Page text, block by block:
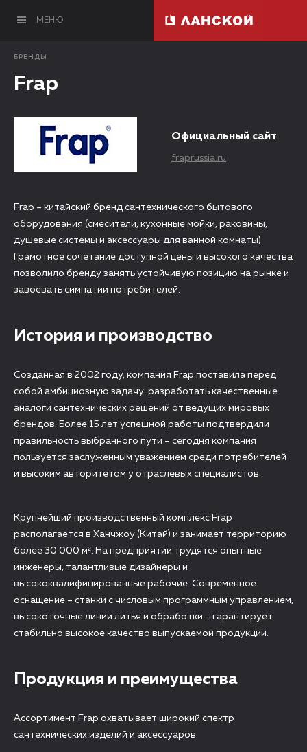
МЕНЮ
БРЕНДЫ
Frap
Официальный сайт
fraprussia.ru
Frap – китайский бренд сантехнического бытового
оборудования (смесители, кухонные мойки, раковины,
душевые системы и аксессуары для ванной комнаты).
Грамотное сочетание доступной цены и высокого качества
позволило бренду занять устойчивую позицию на рынке и
завоевать симпатии потребителей.
История и производство
Созданная в 2002 году, компания Frap поставила перед
собой амбициозную задачу: разработать качественные
аналоги сантехнических решений от ведущих мировых
брендов. Более 15 лет успешной работы подтвердили
правильность выбранного пути – сегодня компания
пользуется заслуженным уважением среди потребителей
и высоким авторитетом у отраслевых специалистов.
Крупнейший производственный комплекс Frap
располагается в Ханчжоу (Китай) и занимает территорию
более 30 000 м². На предприятии трудятся опытные
инженеры, талантливые дизайнеры и
высококвалифицированные рабочие. Современное
оснащение – станки с числовым программным управлением,
высокоточные линии литья и обработки – гарантирует
стабильно высокое качество выпускаемой продукции.
Продукция и преимущества
Ассортимент Frap охватывает широкий спектр
сантехнических изделий и аксессуаров.